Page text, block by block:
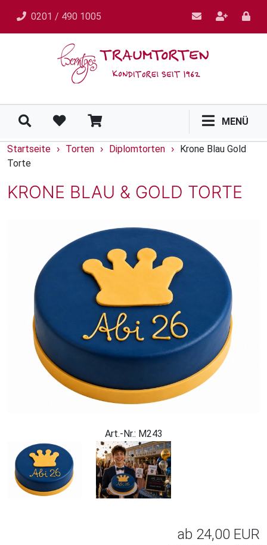
0201 / 490 1005
MENÜ
Startseite › Torten › Diplomtorten ›
Krone Blau Gold
Torte
KRONE BLAU & GOLD TORTE
Art.-Nr.: M243
ab 24,00 EUR